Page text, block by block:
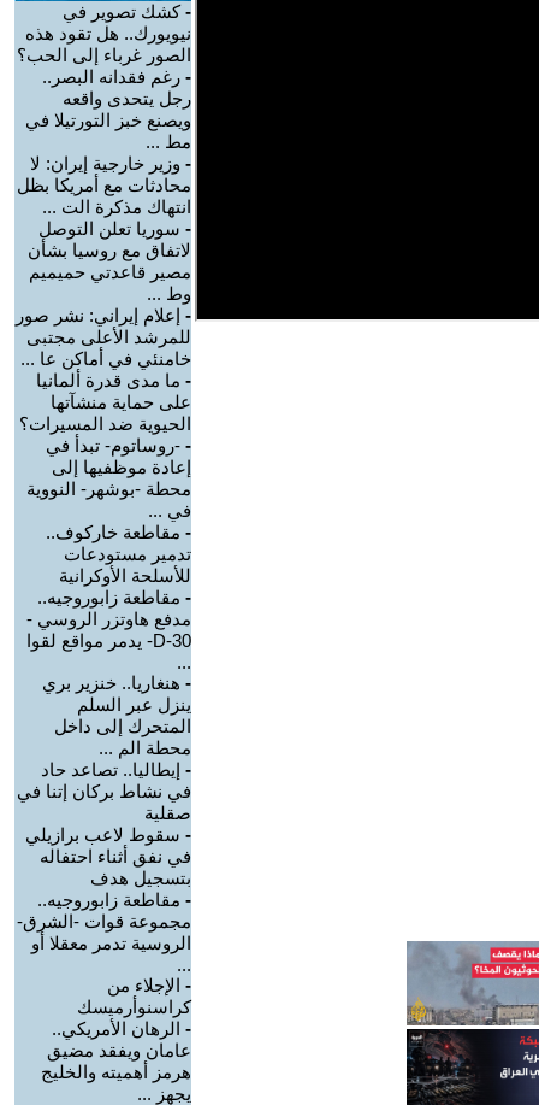
-كشك تصوير في
نيويورك.. هل تقود هذه
الصور غرباء إلى الحب؟
- رغم فقدانه البصر..
رجل يتحدى واقعه
ويصنع خبز التورتيلا في
مط ...
- وزير خارجية إيران: لا
محادثات مع أمريكا بظل
انتهاك مذكرة الت ...
- سوريا تعلن التوصل
لاتفاق مع روسيا بشأن
مصير قاعدتي حميميم
وط ...
- إعلام إيراني: نشر صور
للمرشد الأعلى مجتبى
خامنئي في أماكن عا ...
- ما مدى قدرة ألمانيا
على حماية منشآتها
الحيوية ضد المسيرات؟
- -روساتوم- تبدأ في
إعادة موظفيها إلى
محطة -بوشهر- النووية
في ...
- مقاطعة خاركوف..
تدمير مستودعات
للأسلحة الأوكرانية
- مقاطعة زابوروجيه..
مدفع هاوتزر الروسي -
D-30- يدمر مواقع لقوا
...
- هنغاريا.. خنزير بري
ينزل عبر السلم
المتحرك إلى داخل
محطة الم ...
- إيطاليا.. تصاعد حاد
في نشاط بركان إتنا في
صقلية
- سقوط لاعب برازيلي
في نفق أثناء احتفاله
بتسجيل هدف
- مقاطعة زابوروجيه..
مجموعة قوات -الشرق-
الروسية تدمر معقلا أو
...
- الإجلاء من
كراسنوأرميسك
- الرهان الأمريكي..
عامان ويفقد مضيق
هرمز أهميته والخليج
يجهز ...